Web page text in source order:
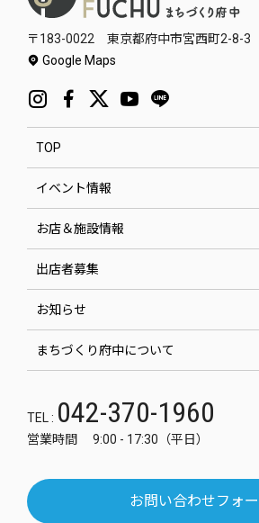
〒183-0022 東京都府中市宮西町2-8-
Google Maps
TOP
イベント情報
お店＆施設情報
出店者募集
お知らせ
まちづくり府中について
TEL : 042-370-1960
営業時間 9:00 - 17:30（平日）
お問い合わせフォ